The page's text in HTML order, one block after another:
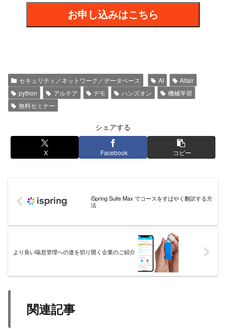
お申し込みはこちら
セキュリティ／ネットワーク／データベース AI
Altair
python
アルテア デモ ハンズオン
機械学習
無料セミナー
シェアする
X Facebook コピー
iSpring Suite Max でコースをすばやく翻訳する方
法
より良い喘息管理への道を切り開く企業のご紹介
関連記事